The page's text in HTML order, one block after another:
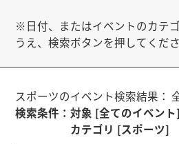
※日付、またはイベントのカテ
うえ、検索ボタンを押してくださ
スポーツのイベント検索結果：
検索条件 ：対象 [全てのイベント]
カテゴリ [スポーツ]